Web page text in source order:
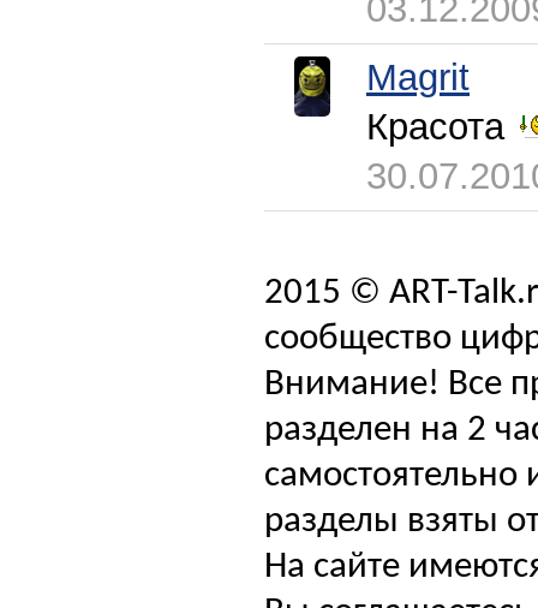
Magrit
Красота
2015 © ART-
сообщество
Внимание! Все
разделен на 2
самостоятельно
разделы взяты
На сайте